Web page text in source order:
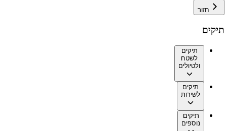
חזור
תיקים
תיקים
לשטח
ולטיולים
תיקים
לשירות
תיקים
נוספים